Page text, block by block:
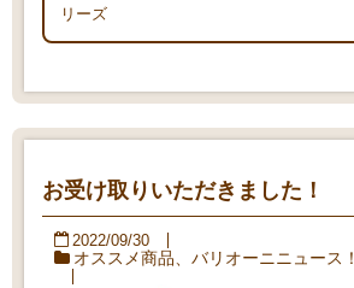
リーズ
お受け取りいただきました！
2022/09/30
オススメ商品 バリオーニニュース！